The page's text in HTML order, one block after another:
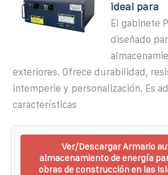
ideal para
El gabinete
diseñado
exteriores. Ofrece durabilidad,
intemperie y personalización. Es
características
Ver/Descargar Armario
almacenamiento de energía
obras de construcción en las